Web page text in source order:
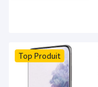
Top Produit